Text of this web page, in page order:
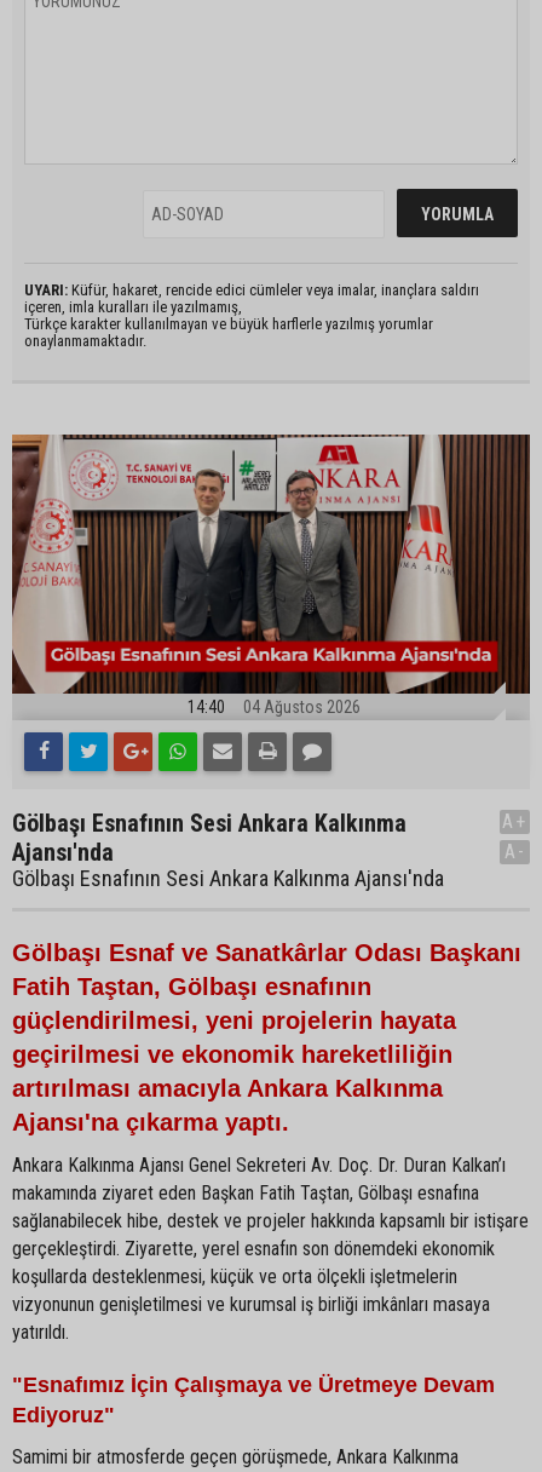
UYARI: Küfür, hakaret, rencide edici cümleler veya imalar, inançlara saldırı
içeren, imla kuralları ile yazılmamış,
Türkçe karakter kullanılmayan ve büyük harflerle yazılmış yorumlar
onaylanmamaktadır.
14:40 04 Ağustos 2026
Gölbaşı Esnafının Sesi Ankara Kalkınma
Ajansı'nda
Gölbaşı Esnafının Sesi Ankara Kalkınma Ajansı'nda
A+
A-
Gölbaşı Esnaf ve Sanatkârlar Odası Başkanı
Fatih Taştan, Gölbaşı esnafının
güçlendirilmesi, yeni projelerin hayata
geçirilmesi ve ekonomik hareketliliğin
artırılması amacıyla Ankara Kalkınma
Ajansı'na çıkarma yaptı.
Ankara Kalkınma Ajansı Genel Sekreteri Av. Doç. Dr. Duran Kalkan’ı
makamında ziyaret eden Başkan Fatih Taştan, Gölbaşı esnafına
sağlanabilecek hibe, destek ve projeler hakkında kapsamlı bir istişare
gerçekleştirdi. Ziyarette, yerel esnafın son dönemdeki ekonomik
koşullarda desteklenmesi, küçük ve orta ölçekli işletmelerin
vizyonunun genişletilmesi ve kurumsal iş birliği imkânları masaya
yatırıldı.
"Esnafımız İçin Çalışmaya ve Üretmeye Devam
Ediyoruz"
Samimi bir atmosferde geçen görüşmede, Ankara Kalkınma